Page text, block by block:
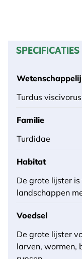
SPECIFICATIES
Turdus viscivorus
Familie
Turdidae
Habitat
De grote lijster
landschappen
Voedsel
De grote lijster
larven, wormen,